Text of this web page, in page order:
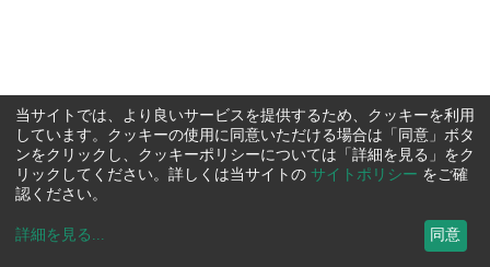
当サイトでは、より良いサービスを提供するため、クッキーを利用
しています。クッキーの使用に同意いただける場合は「同意」ボタ
ンをクリックし、クッキーポリシーについては「詳細を見る」をク
リックしてください。詳しくは当サイトの サイトポリシー をご確
認ください。
詳細を見る ... 同意